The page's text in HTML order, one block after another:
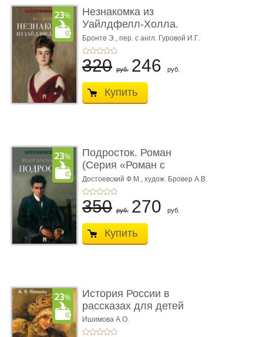
Незнакомка из
Уайлдфелл-Холла.
Роман (Серия «Р� ...
Бронте Э., пер. с англ. Гуровой И.Г.
320 руб. 246 руб.
Купить
Подросток. Роман
(Серия «Роман с
книгой»)
Достоевский Ф.М., худож. Бровер А.В.
350 руб. 270 руб.
Купить
История России в
рассказах для детей
Ишимова А.О.